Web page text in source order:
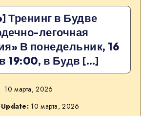
Тренинг в Будве
легочная
В понедельник, 16
19:00, в Будв […]
10 марта, 2026
10 марта, 2026